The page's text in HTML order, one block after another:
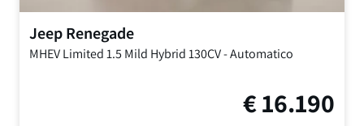
JeepRenegade
MHEV Limited1.5 Mild Hybrid 130CV-Automatico
€16.190